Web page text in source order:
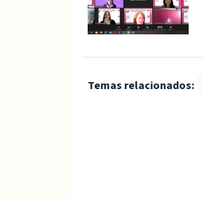
Temas relacionados: